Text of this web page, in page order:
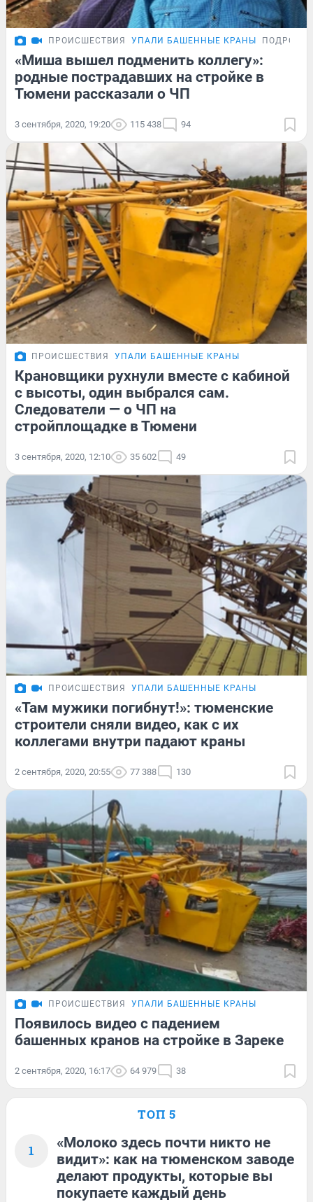
ПРОИСШЕСТВИЯ УПАЛИ БАШЕННЫЕ КРАНЫ
«Миша вышел подменить коллегу»:
родные пострадавших на стройке в
Тюмени рассказали о ЧП
3 сентября, 2020, 19:20 115 438 94
ПРОИСШЕСТВИЯ УПАЛИ БАШЕННЫЕ КРАНЫ
Крановщики рухнули вместе с кабиной
с высоты, один выбрался сам.
Следователи — о ЧП на
стройплощадке в Тюмени
3 сентября, 2020, 12:10 35 602 49
ПРОИСШЕСТВИЯ УПАЛИ БАШЕННЫЕ КРАНЫ
«Там мужики погибнут!»: тюменские
строители сняли видео, как с их
коллегами внутри падают краны
2 сентября, 2020, 20:55 77 388 130
ПРОИСШЕСТВИЯ УПАЛИ БАШЕННЫЕ КРАНЫ
Появилось видео с падением
башенных кранов на стройке в Зареке
2 сентября, 2020, 16:17 64 979 38
ТОП 5
1
«Молоко здесь почти никто не
видит»: как на тюменском заводе
делают продукты, которые вы
покупаете каждый день